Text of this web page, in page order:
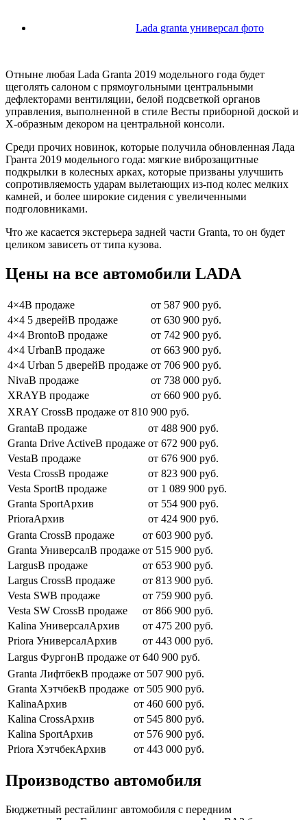
Lada granta универсал фото
Отныне любая Lada Granta 2019 модельного года будет
щеголять салоном с прямоугольными центральными
дефлекторами вентиляции, белой подсветкой органов
управления, выполненной в стиле Весты приборной доской и
Х-образным декором на центральной консоли.
Среди прочих новинок, которые получила обновленная Лада
Гранта 2019 модельного года: мягкие виброзащитные
подкрылки в колесных арках, которые призваны улучшить
сопротивляемость ударам вылетающих из-под колес мелких
камней, и более широкие сидения с увеличенными
подголовниками.
Что же касается экстерьера задней части Granta, то он будет
целиком зависеть от типа кузова.
Цены на все автомобили LADA
4×4В продаже
от 587 900 руб.
4×4 5 дверейВ продаже
от 630 900 руб.
4×4 BrontoВ продаже
от 742 900 руб.
4×4 UrbanВ продаже
от 663 900 руб.
4×4 Urban 5 дверейВ продаже от 706 900 руб.
NivaВ продаже
от 738 000 руб.
XRAYВ продаже
от 660 900 руб.
XRAY CrossВ продаже от 810 900 руб.
GrantaВ продаже
от 488 900 руб.
Granta Drive ActiveВ продаже от 672 900 руб.
VestaВ продаже
от 676 900 руб.
Vesta CrossВ продаже
от 823 900 руб.
Vesta SportВ продаже
от 1 089 900 руб.
Granta SportАрхив
от 554 900 руб.
PrioraАрхив
от 424 900 руб.
Granta CrossВ продаже
от 603 900 руб.
Granta УниверсалВ продаже от 515 900 руб.
LargusВ продаже
от 653 900 руб.
Largus CrossВ продаже
от 813 900 руб.
Vesta SWВ продаже
от 759 900 руб.
Vesta SW CrossВ продаже
от 866 900 руб.
Kalina УниверсалАрхив
от 475 200 руб.
Priora УниверсалАрхив
от 443 000 руб.
Largus ФургонВ продаже от 640 900 руб.
Granta ЛифтбекВ продаже от 507 900 руб.
Granta ХэтчбекВ продаже от 505 900 руб.
KalinaАрхив
от 460 600 руб.
Kalina CrossАрхив
от 545 800 руб.
Kalina SportАрхив
от 576 900 руб.
Priora ХэтчбекАрхив
от 443 000 руб.
Производство автомобиля
Бюджетный рестайлинг автомобиля с передним